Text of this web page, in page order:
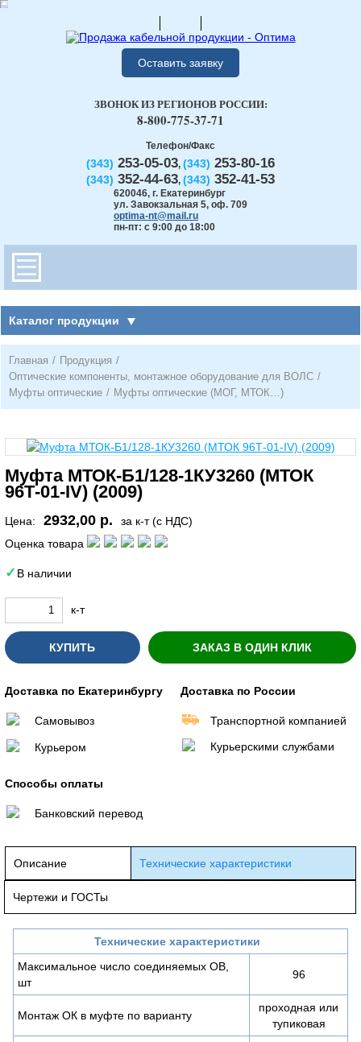
Оставить заявку
Телефон/Факс
(343) 253-05-03, (343) 253-80-16
(343) 352-44-63, (343) 352-41-53
620046, г. Екатеринбург
ул. Завокзальная 5, оф. 709
optima-nt@mail.ru
пн-пт: с 9:00 до 18:00
ЗВОНОК ИЗ РЕГИОНОВ РОССИИ:
8-800-775-37-71
Каталог продукции
Главная / Продукция /
Оптические компоненты, монтажное оборудование для ВОЛС /
Муфты оптические / Муфты оптические (МОГ, МТОК…)
Муфта МТОК-Б1/128-1КУ3260 (МТОК
96Т-01-IV) (2009)
Цена: 2932,00 р.
за к-т (с НДС)
Оценка товара
В наличии
к-т
КУПИТЬ ЗАКАЗ В ОДИН КЛИК
Доставка по Екатеринбургу
Самовывоз
Курьером
Доставка по России
Транспортной компанией
Курьерскими службами
Способы оплаты
Банковский перевод
Описание Технические характеристики
Чертежи и ГОСТы
Технические характеристики
Максимальное число соединяемых ОВ,
шт
96
Монтаж ОК в муфте по варианту
проходная или
тупиковая